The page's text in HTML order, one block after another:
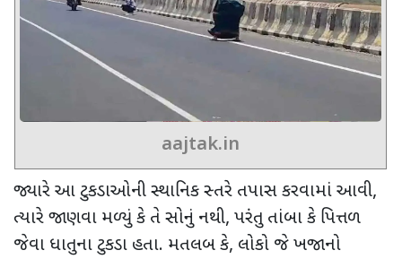
aajtak.in
જ્યારે આ ટુકડાઓની સ્થાનિક સ્તરે તપાસ કરવામાં આવી,
ત્યારે જાણવા મળ્યું કે તે સોનું નથી, પરંતુ તાંબા કે પિત્તળ
જેવા ધાતુના ટુકડા હતા. મતલબ કે, લોકો જે ખજાનો